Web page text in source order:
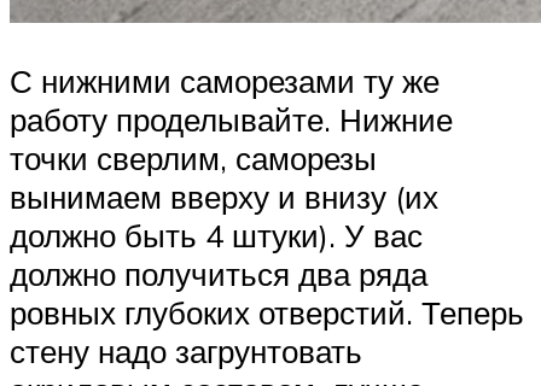
С нижними саморезами ту же
работу проделывайте. Нижние
точки сверлим, саморезы
вынимаем вверху и внизу (их
должно быть 4 штуки). У вас
должно получиться два ряда
ровных глубоких отверстий. Теперь
стену надо загрунтовать